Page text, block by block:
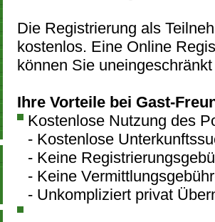
Die Registrierung als
kostenlos. Eine Online
können Sie
Ihre Vorteile bei Gast-
Kostenlose Nutzung des
- Kostenlose
- Keine
- Keine
- Unkompliziert privat